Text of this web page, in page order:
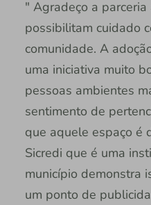
" Agradeço a
possibilitam cuidado
comunidade. A
uma iniciativa muito
pessoas ambientes
sentimento de
que aquele espaço é
Sicredi que é uma
município demonstra
um ponto de